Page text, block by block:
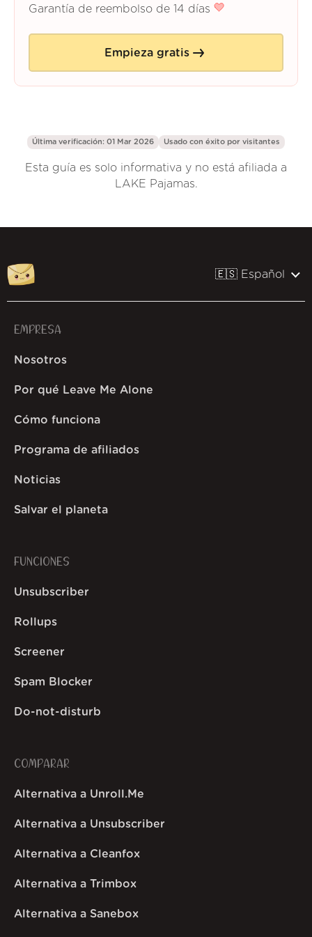
Garantía de reembolso de 14 días
Empieza gratis
Última verificación: 01 Mar 2026 Usado con éxito por visitantes
Esta guía es solo informativa y no está afiliada a
LAKE Pajamas.
🇪🇸 Español
EMPRESA
Nosotros
Por qué Leave Me Alone
Cómo funciona
Programa de afiliados
Noticias
Salvar el planeta
FUNCIONES
Unsubscriber
Rollups
Screener
Spam Blocker
Do-not-disturb
COMPARAR
Alternativa a Unroll.Me
Alternativa a Unsubscriber
Alternativa a Cleanfox
Alternativa a Trimbox
Alternativa a Sanebox